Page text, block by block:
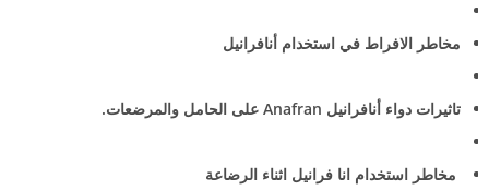
مخاطر الافراط في استخدام أنافرانيل
تاثيرات دواء أنافرانيل Anafran على الحامل والمرضعات.
مخاطر استخدام انا فرانيل اثناء الرضاعة